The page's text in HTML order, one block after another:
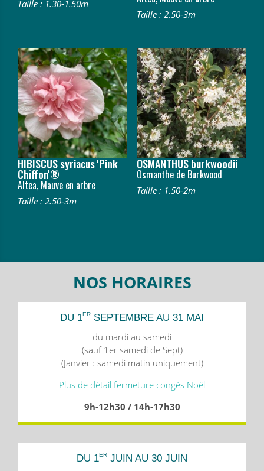
Taille : 1.30-1.50m
Taille : 2.50-3m
HIBISCUS syriacus 'Pink
Chiffon'®
Altea, Mauve en arbre
Taille : 2.50-3m
OSMANTHUS burkwoodii
Osmanthe de Burkwood
Taille : 1.50-2m
NOS HORAIRES
DU 1ER SEPTEMBRE AU 31 MAI
du mardi au samedi
(sauf 1er samedi de Sept)
(Janvier : samedi matin uniquement)
Plus de détail fermeture congés Noël
9h-12h30 / 14h-17h30
DU 1ER JUIN AU 30 JUIN